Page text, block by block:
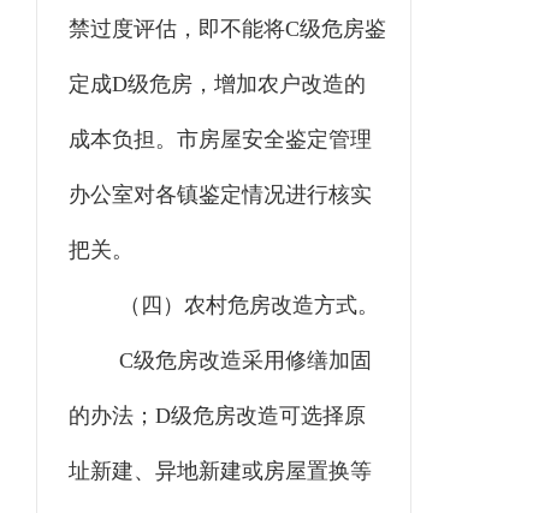
禁过度评估，即不能将C级危房鉴
定成D级危房，增加农户改造的
成本负担。市房屋安全鉴定管理
办公室对各镇鉴定情况进行核实
把关。
（四）农村危房改造方式。
C级危房改造采用修缮加固
的办法；D级危房改造可选择原
址新建、异地新建或房屋置换等